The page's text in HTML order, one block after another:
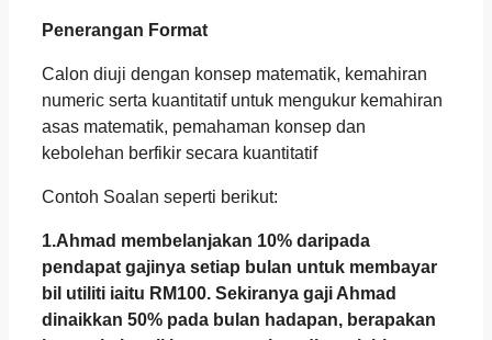
Penerangan Format
Calon diuji dengan konsep matematik, kemahiran
numeric serta kuantitatif untuk mengukur kemahiran
asas matematik, pemahaman konsep dan
kebolehan berfikir secara kuantitatif
Contoh Soalan seperti berikut:
1.Ahmad membelanjakan 10% daripada
pendapat gajinya setiap bulan untuk membayar
bil utiliti iaitu RM100. Sekiranya gaji Ahmad
dinaikkan 50% pada bulan hadapan, berapakan